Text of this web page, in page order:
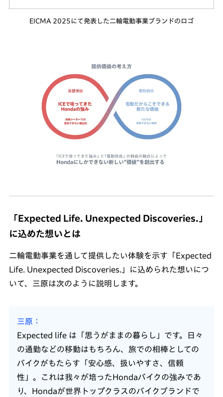
EICMA 2025にて発表した二輪電動事業ブランドのロゴ
「Expected Life. Unexpected Discoveries.」
に込めた想いとは
二輪電動事業を通して提供したい体験を示す「Expected
Life. Unexpected Discoveries.」に込められた想いにつ
いて、三原は次のように説明します。
三原
Expected life は「思うがままの暮らし」です。日々
の通勤などの移動はもちろん、旅での相棒としての
バイクがもたらす「安心感、扱いやすさ、信頼
性」。これは我々が培ったHondaバイクの強みであ
り、Hondaが世界トップクラスのバイクブランドで